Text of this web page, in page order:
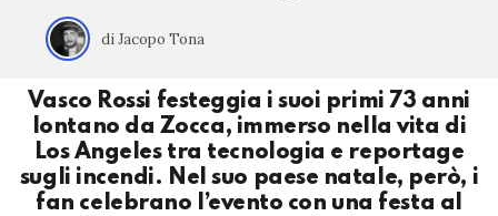
di Jacopo Tona
Vasco Rossi festeggia i suoi primi 73 anni
lontano da Zocca, immerso nella vita di
Los Angeles tra tecnologia e reportage
sugli incendi. Nel suo paese natale, però, i
fan celebrano l’evento con una festa al